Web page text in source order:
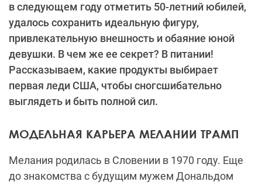
в следующем году отметить 50-летний юбилей,
удалось сохранить идеальную фигуру,
привлекательную внешность и обаяние юной
девушки. В чем же ее секрет? В питании!
Рассказываем, какие продукты выбирает
первая леди США, чтобы сногсшибательно
выглядеть и быть полной сил.
МОДЕЛЬНАЯ КАРЬЕРА МЕЛАНИИ ТРАМП
Мелания родилась в Словении в 1970 году. Еще
до знакомства с будущим мужем Дональдом